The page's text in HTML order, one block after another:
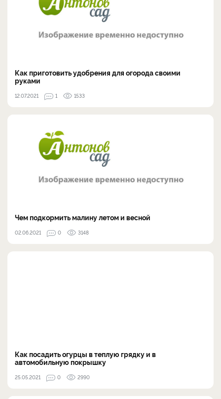
Как приготовить удобрения для огорода своими
руками
12.07.2021 1 1533
Чем подкормить малину летом и весной
02.06.2021 0 3148
Как посадить огурцы в теплую грядку и в
автомобильную покрышку
25.05.2021 0 2990